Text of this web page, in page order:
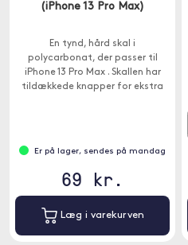
(iPhone 13 Pro Max)
En tynd, hård skal i
polycarbonat, der passer til
iPhone 13 Pro Max . Skallen har
tildækkede knapper for ekstra
Er på lager, sendes på mandag
69 kr.
Læg i varekurven